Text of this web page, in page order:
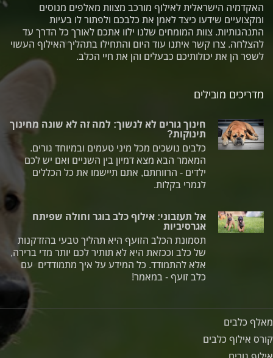
מדריכים מובילים
חינוך גורים לא לנשוך: למה זה לא שונה מחינוך
תינוקות?
כלבים נושכים מכל מיני טעמים ובמיוחד גורים.
המאמר הבא מצא דמיון בין השניים ואם יש לכם
ילדים - הרווחתם, אתם תיישמו את כל הכללים
לגמרי בקלות.
אל תעזבוני: אילוף כלב בוגר וחולה שפיתח
אגרסיביות
תסמונת הכלב הזועף היא תהליך טבעי בהזדקנות
של כלב וככזאת היא לא תותיר לכם יותר מדי ברירה,
אלא להתמודד. כל המידע על איך מתמודדים עם
כלב זועף - במאמר!
האקדמיה הישראלית לאילוף מורכב מצוות מאלפים מנוסים
ומקצועיים שידעו כיצד לאמן את כלבכם ולפתור לו בעיות
התנהגותיות. צוות המומחים שלנו ילוו אתכם לאורך כל הדרך עד
להצלחה. צרו קשר איתנו עוד היום והתחילו בתהליך האילוף העשוי
לשפר הן את יכולותיכם כבעלים והן את חיי הכלב.
מאלף כלבים
קורס אילוף כלבים